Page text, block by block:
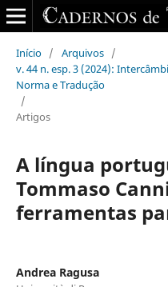
Início / Arquivos /
v. 44 n. esp. 3 (2024):
Norma e Tradução
/
Artigos
A língua
Tommaso
ferramentas
Andrea Ragusa